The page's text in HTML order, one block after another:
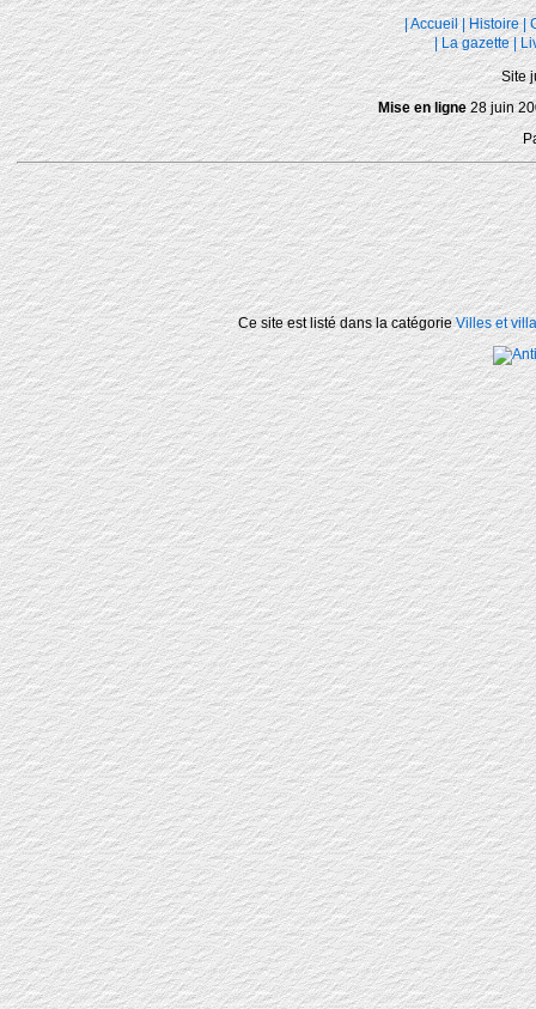
| Accueil | Histoire |
|La gazette|
Site
Mise en ligne28 juin
Ce site est listé dans la catégorieVilles et